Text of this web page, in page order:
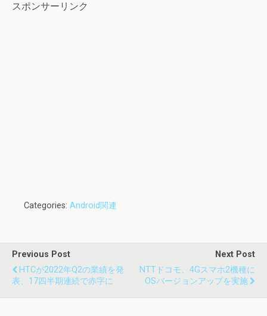
スポンサーリンク
Categories: Android関連
Previous Post
HTCが2022年Q2の業績を発
表、17四半期連続で赤字に
Next Post
NTTドコモ、4Gスマホ2機種に
OSバージョンアップを実施